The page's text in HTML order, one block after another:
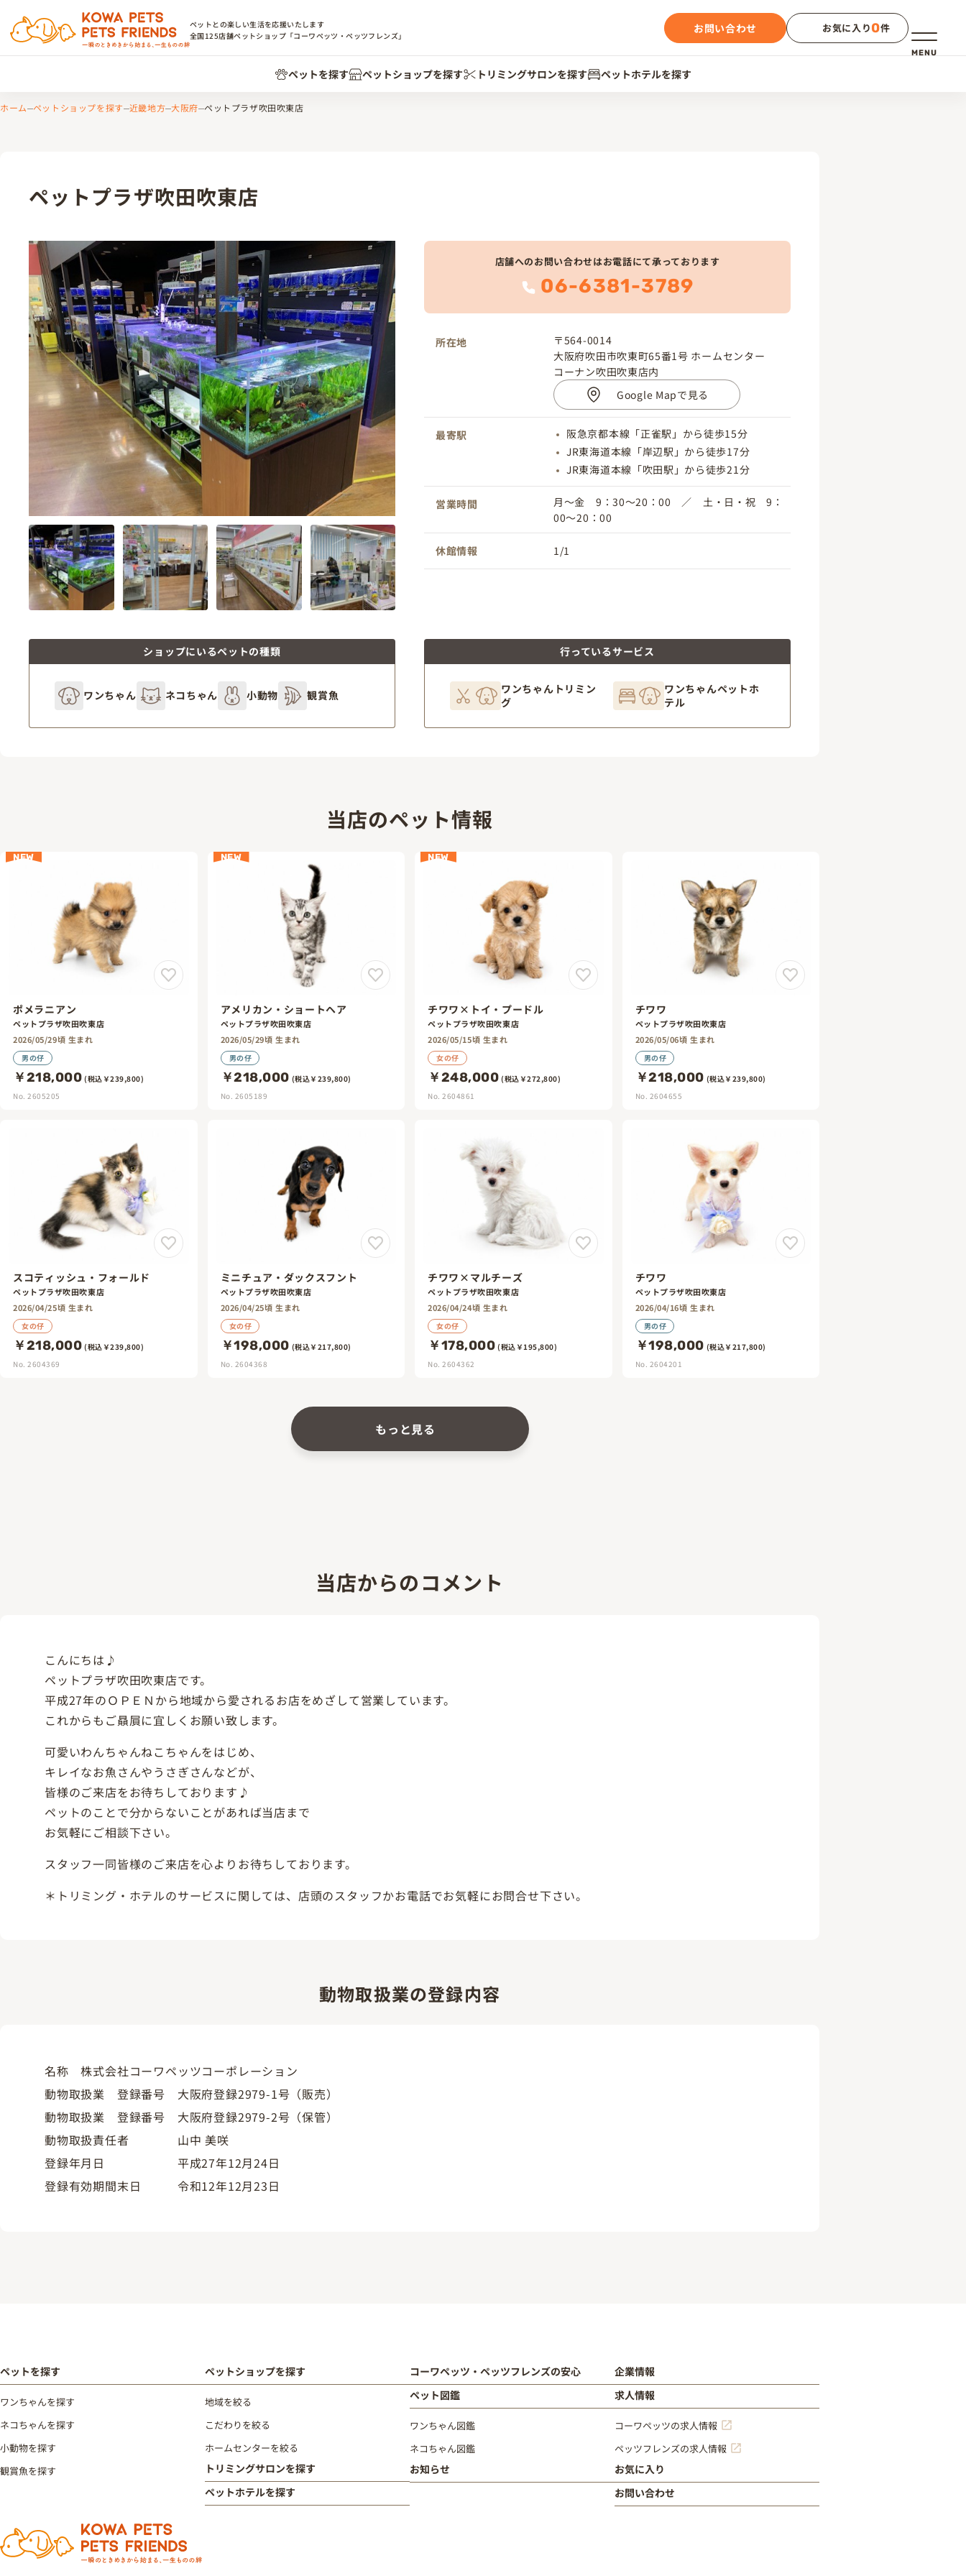
メニュー
MENU
ペットとの楽しい生活を応援いたします
全国125店舗ペットショップ「コーワペッツ・ペッツフレンズ」
お問い合わせ お気に入り0件
ペットを探す ペットショップを探す トリミングサロンを探す ペットホテルを探す
ホーム ペットショップを探す 近畿地方 大阪府 ペットプラザ吹田吹東店
ペットプラザ吹田吹東店
店舗へのお問い合わせはお電話にて承っております
06-6381-3789
所在地
〒564-0014
大阪府吹田市吹東町65番1号 ホームセンター
コーナン吹田吹東店内
Google Mapで見る
最寄駅
阪急京都本線「正雀駅」から徒歩15分
JR東海道本線「岸辺駅」から徒歩17分
JR東海道本線「吹田駅」から徒歩21分
営業時間
月～金 9：30～20：00 ／ 土・日・祝 9：
00～20：00
休館情報 1/1
ショップにいるペットの種類
ワンちゃん ネコちゃん 小動物 観賞魚
行っているサービス
ワンちゃんトリミン
グ
ワンちゃんペットホ
テル
当店のペット情報
NEW
ポメラニアン
ペットプラザ吹田吹東店
2026/05/29頃 生まれ
男の仔
￥218,000 (税込￥239,800)
No. 2605205
NEW
アメリカン・ショートヘア
ペットプラザ吹田吹東店
2026/05/29頃 生まれ
男の仔
￥218,000 (税込￥239,800)
No. 2605189
NEW
チワワ×トイ・プードル
ペットプラザ吹田吹東店
2026/05/15頃 生まれ
女の仔
￥248,000 (税込￥272,800)
No. 2604861
チワワ
ペットプラザ吹田吹東店
2026/05/06頃 生まれ
男の仔
￥218,000 (税込￥239,800)
No. 2604655
スコティッシュ・フォールド
ペットプラザ吹田吹東店
2026/04/25頃 生まれ
女の仔
￥218,000 (税込￥239,800)
No. 2604369
ミニチュア・ダックスフント
ペットプラザ吹田吹東店
2026/04/25頃 生まれ
女の仔
￥198,000 (税込￥217,800)
No. 2604368
チワワ×マルチーズ
ペットプラザ吹田吹東店
2026/04/24頃 生まれ
女の仔
￥178,000 (税込￥195,800)
No. 2604362
チワワ
ペットプラザ吹田吹東店
2026/04/16頃 生まれ
男の仔
￥198,000 (税込￥217,800)
No. 2604201
もっと見る
当店からのコメント
こんにちは♪
ペットプラザ吹田吹東店です。
平成27年のＯＰＥＮから地域から愛されるお店をめざして営業しています。
これからもご贔屓に宜しくお願い致します。
可愛いわんちゃんねこちゃんをはじめ、
キレイなお魚さんやうさぎさんなどが、
皆様のご来店をお待ちしております♪
ペットのことで分からないことがあれば当店まで
お気軽にご相談下さい。
スタッフ一同皆様のご来店を心よりお待ちしております。
＊トリミング・ホテルのサービスに関しては、店頭のスタッフかお電話でお気軽にお問合せ下さい。
動物取扱業の登録内容
名称 株式会社コーワペッツコーポレーション
動物取扱業 登録番号 大阪府登録2979-1号（販売）
動物取扱業 登録番号 大阪府登録2979-2号（保管）
動物取扱責任者 山中 美咲
登録年月日 平成27年12月24日
登録有効期間末日 令和12年12月23日
ペットを探す
ワンちゃんを探す
ネコちゃんを探す
小動物を探す
観賞魚を探す
ペットショップを探す
地域を絞る
こだわりを絞る
ホームセンターを絞る
トリミングサロンを探す
ペットホテルを探す
コーワペッツ・ペッツフレンズの安心
ペット図鑑
ワンちゃん図鑑
ネコちゃん図鑑
お知らせ
企業情報
求人情報
コーワペッツの求人情報
ペッツフレンズの求人情報
お気に入り
お問い合わせ